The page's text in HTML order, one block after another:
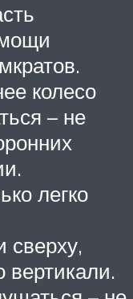
колесо
– не
легко
сверху,
вертикали.